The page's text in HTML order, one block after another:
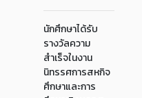
นักศึกษาได้รับ
รางวัลความ
สำเร็จในงาน
นิทรรศการสหกิจ
ศึกษาและการ